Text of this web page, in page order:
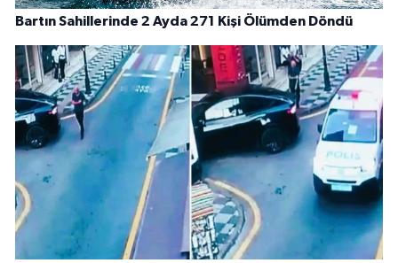
Bartın Sahillerinde 2 Ayda 271 Kişi Ölümden Döndü